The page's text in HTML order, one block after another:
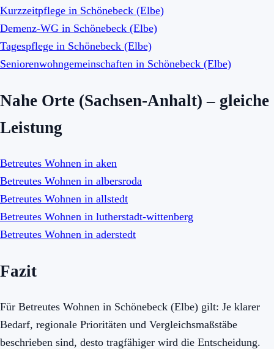
Kurzzeitpflege in Schönebeck (Elbe)
Demenz-WG in Schönebeck (Elbe)
Tagespflege in Schönebeck (Elbe)
Seniorenwohngemeinschaften in Schönebeck (Elbe)
Nahe Orte (Sachsen-Anhalt) – gleiche
Leistung
Betreutes Wohnen in aken
Betreutes Wohnen in albersroda
Betreutes Wohnen in allstedt
Betreutes Wohnen in lutherstadt-wittenberg
Betreutes Wohnen in aderstedt
Fazit
Für Betreutes Wohnen in Schönebeck (Elbe) gilt: Je klarer
Bedarf, regionale Prioritäten und Vergleichsmaßstäbe
beschrieben sind, desto tragfähiger wird die Entscheidung.